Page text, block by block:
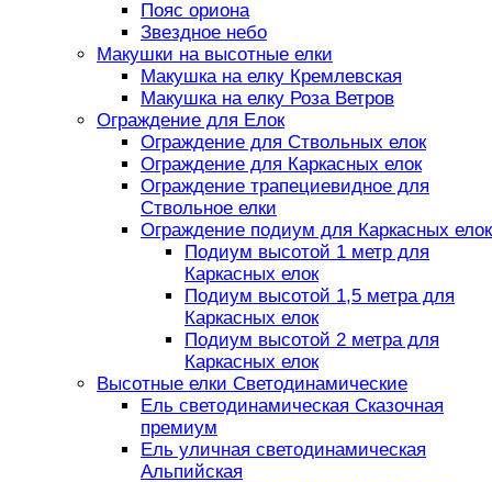
Пояс ориона
Звездное небо
Макушки на высотные елки
Макушка на елку Кремлевская
Макушка на елку Роза Ветров
Ограждение для Елок
Ограждение для Ствольных елок
Ограждение для Каркасных елок
Ограждение трапециевидное для
Ствольное елки
Ограждение подиум для Каркасных елок
Подиум высотой 1 метр для
Каркасных елок
Подиум высотой 1,5 метра для
Каркасных елок
Подиум высотой 2 метра для
Каркасных елок
Высотные елки Светодинамические
Ель светодинамическая Сказочная
премиум
Ель уличная светодинамическая
Альпийская